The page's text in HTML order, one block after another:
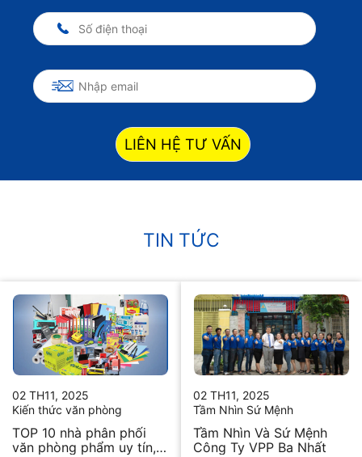
LIÊN HỆ TƯ VẤN
TIN TỨC
02 TH11, 2025
Kiến thức văn phòng
TOP 10 nhà phân phối
văn phòng phẩm uy tín,
02 TH11, 2025
Tầm Nhìn Sứ Mệnh
Tầm Nhìn Và Sứ Mệnh
Công Ty VPP Ba Nhất